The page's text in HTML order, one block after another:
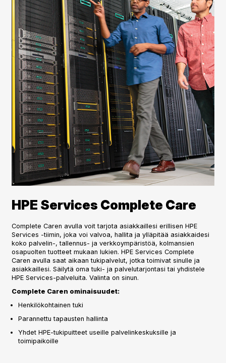
HPE Services Complete Care
Complete Caren avulla voit tarjota asiakkaillesi erillisen HPE
Services -tiimin, joka voi valvoa, hallita ja ylläpitää asiakkaidesi
koko palvelin-, tallennus- ja verkkoympäristöä, kolmansien
osapuolten tuotteet mukaan lukien. HPE Services Complete
Caren avulla saat aikaan tukipalvelut, jotka toimivat sinulle ja
asiakkaillesi. Säilytä oma tuki- ja palvelutarjontasi tai yhdistele
HPE Services-palveluita. Valinta on sinun.
Complete Caren ominaisuudet:
Henkilökohtainen tuki
Parannettu tapausten hallinta
Yhdet HPE-tukipuitteet useille palvelinkeskuksille ja
toimipaikoille